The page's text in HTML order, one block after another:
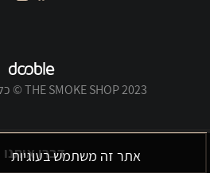
דברו איתנו
THE SMOKE SHOP 2023 © כל הזכויות שמורות.
אתר זה משתמש בעוגיות